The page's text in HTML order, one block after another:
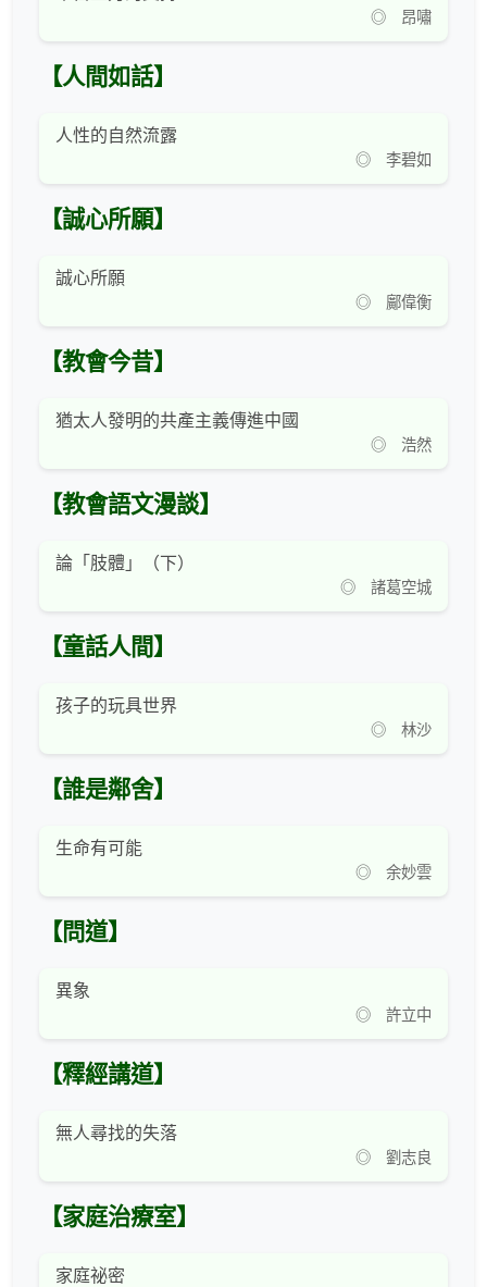
◎ 昂嘯
【人間如話】
人性的自然流露
◎ 李碧如
【誠心所願】
誠心所願
◎ 鄺偉衡
【教會今昔】
猶太人發明的共產主義傳進中國
◎ 浩然
【教會語文漫談】
論「肢體」（下）
◎ 諸葛空城
【童話人間】
孩子的玩具世界
◎ 林沙
【誰是鄰舍】
生命有可能
◎ 余妙雲
【問道】
異象
◎ 許立中
【釋經講道】
無人尋找的失落
◎ 劉志良
【家庭治療室】
家庭祕密